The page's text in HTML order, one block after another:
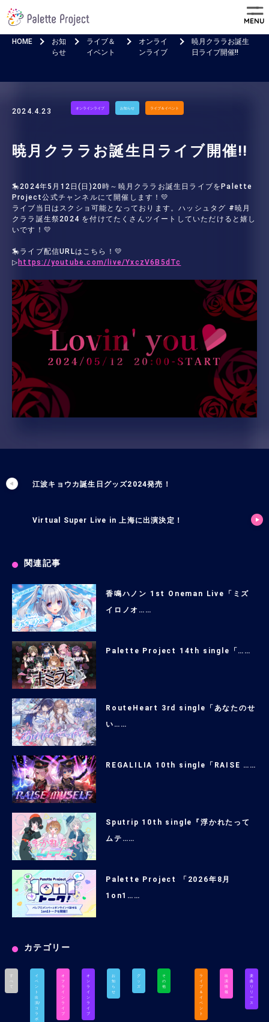
MENU
HOME
お知
らせ
ライブ＆
イベント
オンライ
ンライブ
暁月クララお誕生
日ライブ開催!!
2024.4.23 オンラインライブ お知らせ ライブ＆イベント
暁月クララお誕生日ライブ開催!!
🎠2024年5月12日(日)20時～暁月クララお誕生日ライブをPalette
Project公式チャンネルにて開催します！💛
ライブ当日はスクショ可能となっております。ハッシュタグ #暁月
クララ誕生祭2024 を付けてたくさんツイートしていただけると嬉し
いです！💛
🎠ライブ配信URLはこちら！💛
▷ https://youtube.com/live/YxczV6B5dTc
江波キョウカ誕生日グッズ2024発売！
Virtual Super Live in 上海に出演決定！
関連記事
香鳴ハノン 1st Oneman Live「ミズ
イロノオ……
Palette Project 14th single「……
RouteHeart 3rd single「あなたのせ
い……
REGALILIA 10th single「RAISE ……
Sputrip 10th single『浮かれたって
ムテ……
Palette Project 「2026年8月
1on1……
カテゴリー
す
べ
て
イ
ベ
ン
ト
出
演/
コ
ラ
ボ
オ
フ
ラ
イ
ン
ラ
イ
ブ
オ
ン
ラ
イ
ン
ラ
イ
ブ
お
知
ら
せ
グ
ッ
ズ
そ
の
他
ラ
イ
ブ
＆
イ
ベ
ン
ト
出
演
情
報
楽
曲
リ
リ
ー
ス